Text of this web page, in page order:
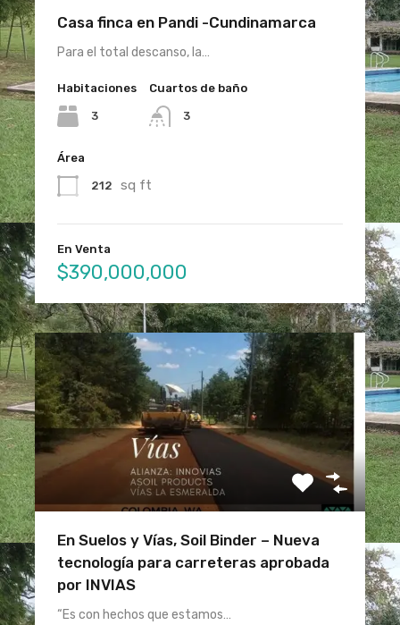
Casa finca en Pandi -Cundinamarca
Para el total descanso, la…
Habitaciones
3
Cuartos de baño
3
Área
212 sq ft
En Venta
$390,000,000
En Suelos y Vías, Soil Binder – Nueva
tecnología para carreteras aprobada
por INVIAS
“Es con hechos que estamos…